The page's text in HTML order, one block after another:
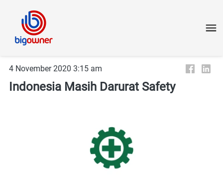
4 November 2020 3:15 am
Indonesia Masih Darurat Safety